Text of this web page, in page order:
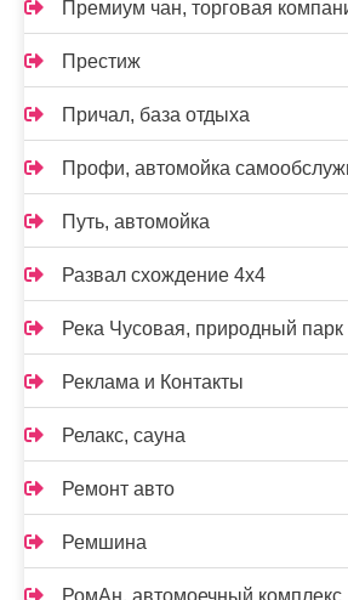
Премиум чан, торговая
Престиж
Причал, база отдыха
Профи, автомойка
Путь, автомойка
Развал схождение 4х4
Река Чусовая, природный парк
Реклама и Контакты
Релакс, сауна
Ремонт авто
Ремшина
РомАн, автомоечный комплекс